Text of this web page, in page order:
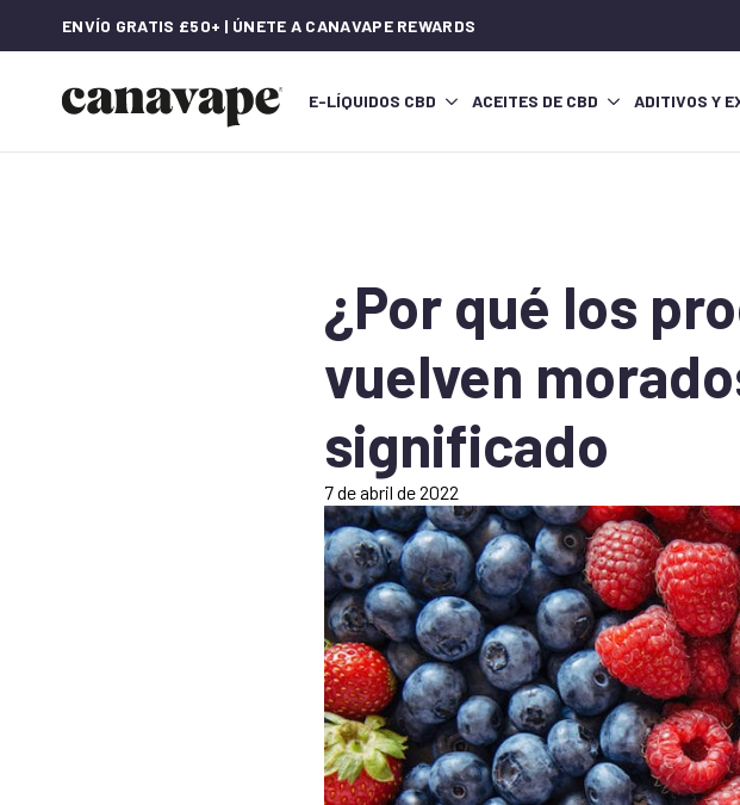
ENVÍO GRATIS £50+ | ÚNETE A CANAVAPE REWARDS
E-LÍQUIDOS CBD ACEITES DE CBD ADITIVOS Y
¿Por qué los
vuelven
significado
7 de abril de 2022